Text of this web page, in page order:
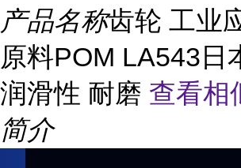
产品名称齿轮 工业
原料POM LA543日
润滑性 耐磨 查看相
简介